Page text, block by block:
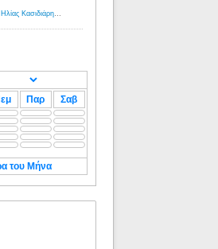
Αμερικανοί ρατσιστές αναρωτιούνται αν ο Ηλίας Κασιδιάρης ανήκει στη λευκή φυλή... - Λόγιος Ερμής
Παρ Σαβ
του Μήνα